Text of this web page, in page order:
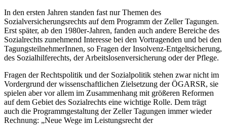
In den ersten Jahren standen fast nur Themen des
Sozialversicherungsrechts auf dem Programm der Zeller Tagungen.
Erst später, ab den 1980er-Jahren, fanden auch andere Bereiche des
Sozialrechts zunehmend Interesse bei den Vortragenden und bei den
TagungsteilnehmerInnen, so Fragen der Insolvenz-Entgeltsicherung,
des Sozialhilferechts, der Arbeitslosenversicherung oder der Pflege.
Fragen der Rechtspolitik und der Sozialpolitik stehen zwar nicht im
Vordergrund der wissenschaftlichen Zielsetzung der ÖGARSR, sie
spielen aber vor allem im Zusammenhang mit größeren Reformen
auf dem Gebiet des Sozialrechts eine wichtige Rolle. Dem trägt
auch die Programmgestaltung der Zeller Tagungen immer wieder
Rechnung: „Neue Wege im Leistungsrecht der